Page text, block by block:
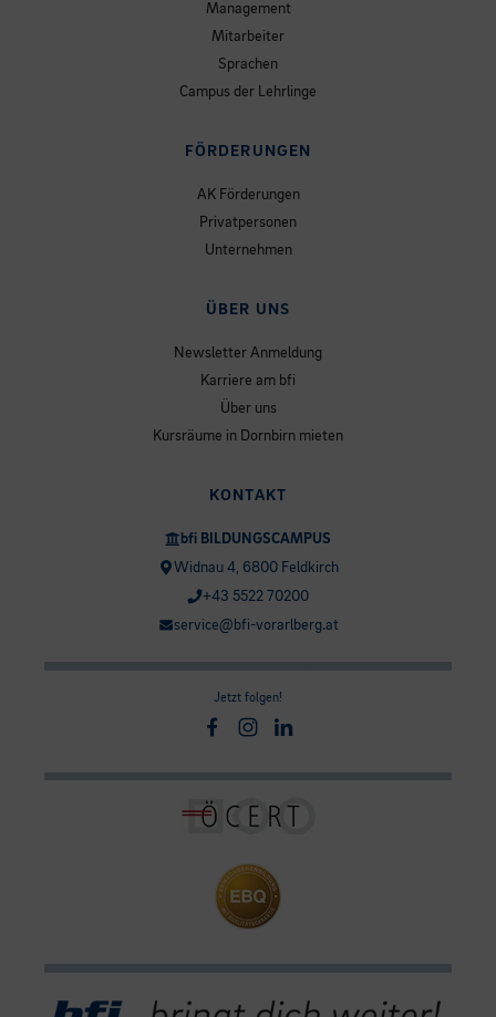
Management
Mitarbeiter
Sprachen
Campus der Lehrlinge
FÖRDERUNGEN
AK Förderungen
Privatpersonen
Unternehmen
ÜBER UNS
Newsletter Anmeldung
Karriere am bfi
Über uns
Kursräume in Dornbirn mieten
KONTAKT
bfi BILDUNGSCAMPUS
Widnau 4, 6800 Feldkirch
+43 5522 70200
service@bfi-vorarlberg.at
Jetzt folgen!
Facebook
Instagram
Linkedin